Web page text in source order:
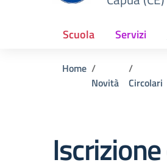
Scuola Servizi
Home
Novità
Circolari